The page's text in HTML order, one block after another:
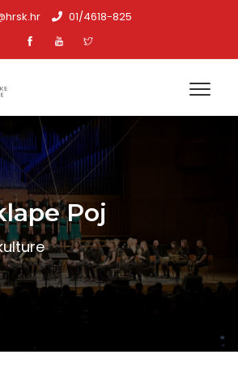
01/4618-825
Poj